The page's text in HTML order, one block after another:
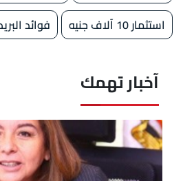
استثمار 10 آلاف جنيه
فوائد
آخبار تهمك